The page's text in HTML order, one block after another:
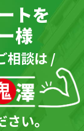
トを
様
相談は /
い。